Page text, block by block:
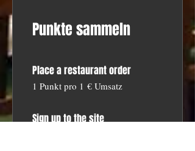
Punkte sammeln
Place a restaurant order
1 Punkt pro 1 € Umsatz
Sign up to the site